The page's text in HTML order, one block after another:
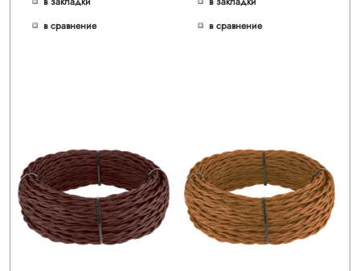
в сравнение
в сравнение